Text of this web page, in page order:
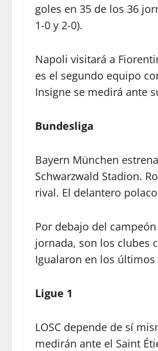
goles en 35 de los 36
1-0 y 2-0).
Napoli visitará a
es el segundo equipo
Insigne se medirá ante
Bundesliga
Bayern München
Schwarzwald Stadion.
rival. El delantero
Por debajo del
jornada, son los clubes
Igualaron en los últimos
Ligue 1
LOSC depende de sí
medirán ante el Saint